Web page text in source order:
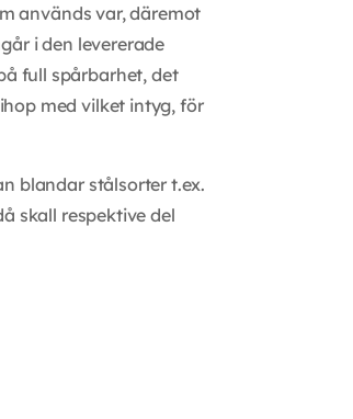
används var, däremot
i den levererade
full spårbarhet, det
med vilket intyg, för
blandar stålsorter t.ex.
skall respektive del